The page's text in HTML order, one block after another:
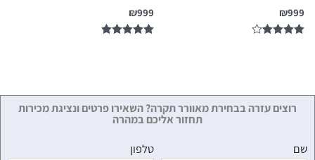
₪999
₪999
רוצים עזרה בבחירת מאוורר תקרה? השאירו פרטים ונציגת מכירות
תחזור אליכם במהרה
שם טלפון